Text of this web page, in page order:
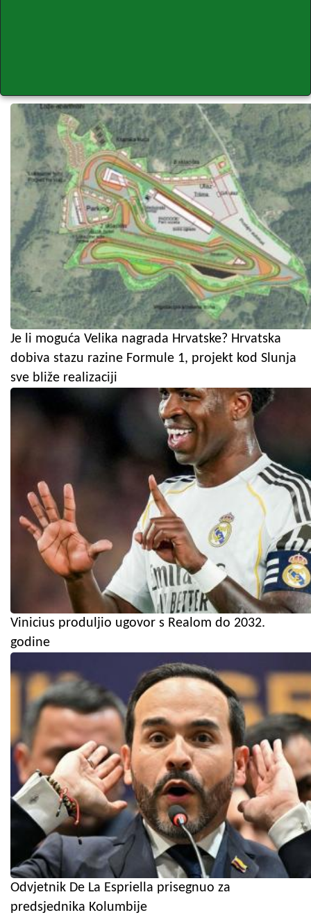
Je li moguća Velika nagrada Hrvatske? Hrvatska
dobiva stazu razine Formule 1, projekt kod Slunja
sve bliže realizaciji
Vinicius produljio ugovor s Realom do 2032.
godine
Odvjetnik De La Espriella prisegnuo za
predsjednika Kolumbije